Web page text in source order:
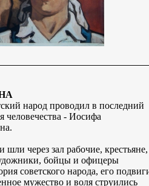
народ проводил в последний
человечества - Иосифа
через зал рабочие, крестьяне,
бойцы и офицеры
советского народа, его
мужество и воля струились